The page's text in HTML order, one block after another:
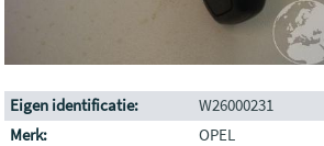
Eigen identificatie:
W26000231
Merk:
OPEL